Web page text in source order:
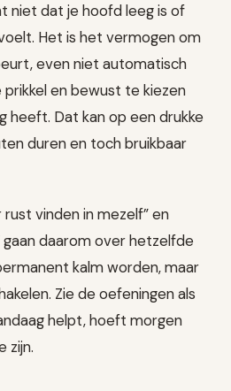
niet dat je hoofd leeg is of
Het is het vermogen om
even niet automatisch
en bewust te kiezen
heeft. Dat kan op een drukke
duren en toch bruikbaar
vinden in mezelf” en
gaan daarom over hetzelfde
kalm worden, maar
Zie de oefeningen als
helpt, hoeft morgen
zijn.